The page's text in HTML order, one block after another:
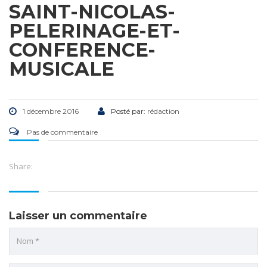
SAINT-NICOLAS-
PELERINAGE-ET-
CONFERENCE-
MUSICALE
1 décembre 2016 Posté par: rédaction
Pas de commentaire
Share:
Laisser un commentaire